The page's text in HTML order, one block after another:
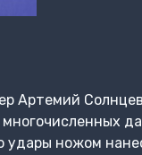
Артемий
удары ножом